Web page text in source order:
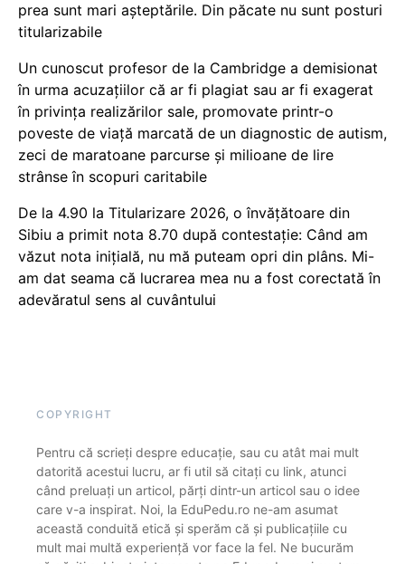
prea sunt mari așteptările. Din păcate nu sunt posturi
titularizabile
Un cunoscut profesor de la Cambridge a demisionat
în urma acuzațiilor că ar fi plagiat sau ar fi exagerat
în privința realizărilor sale, promovate printr-o
poveste de viață marcată de un diagnostic de autism,
zeci de maratoane parcurse și milioane de lire
strânse în scopuri caritabile
De la 4.90 la Titularizare 2026, o învățătoare din
Sibiu a primit nota 8.70 după contestație: Când am
văzut nota inițială, nu mă puteam opri din plâns. Mi-
am dat seama că lucrarea mea nu a fost corectată în
adevăratul sens al cuvântului
COPYRIGHT
Pentru că scrieți despre educație, sau cu atât mai mult
datorită acestui lucru, ar fi util să citați cu link, atunci
când preluați un articol, părți dintr-un articol sau o idee
care v-a inspirat. Noi, la EduPedu.ro ne-am asumat
această conduită etică și sperăm că și publicațiile cu
mult mai multă experiență vor face la fel. Ne bucurăm